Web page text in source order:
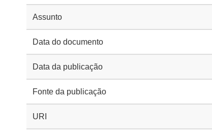
Assunto
Data do documento
Data da publicação
Fonte da publicação
URI